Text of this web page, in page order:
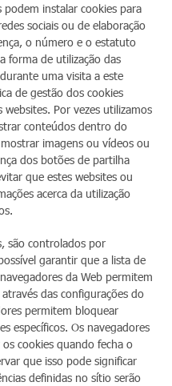
instalar cookies para
sociais ou de elaboração
o número e o estatuto
forma de utilização das
uma visita a este
de gestão dos cookies
websites. Por vezes utilizamos
conteúdos dentro do
imagens ou vídeos ou
dos botões de partilha
que estes websites ou
acerca da utilização
são controlados por
garantir que a lista de
da Web permitem
das configurações do
permitem bloquear
específicos. Os navegadores
cookies quando fecha o
que isso pode significar
definidas no sítio serão